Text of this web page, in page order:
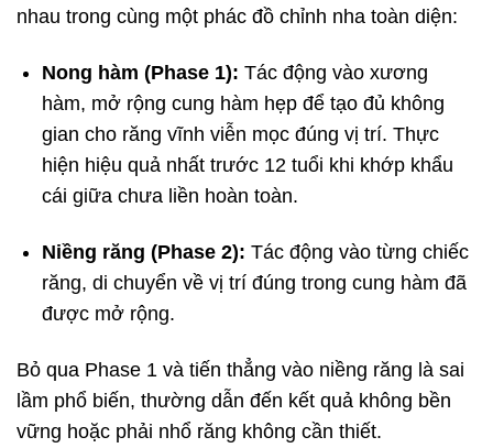
nhau trong cùng một phác đồ chỉnh nha toàn diện:
Nong hàm (Phase 1): Tác động vào xương
hàm, mở rộng cung hàm hẹp để tạo đủ không
gian cho răng vĩnh viễn mọc đúng vị trí. Thực
hiện hiệu quả nhất trước 12 tuổi khi khớp khẩu
cái giữa chưa liền hoàn toàn.
Niềng răng (Phase 2): Tác động vào từng chiếc
răng, di chuyển về vị trí đúng trong cung hàm đã
được mở rộng.
Bỏ qua Phase 1 và tiến thẳng vào niềng răng là sai
lầm phổ biến, thường dẫn đến kết quả không bền
vững hoặc phải nhổ răng không cần thiết.